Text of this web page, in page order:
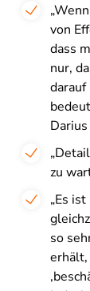
von
dass
nur,
zu
„Es
so